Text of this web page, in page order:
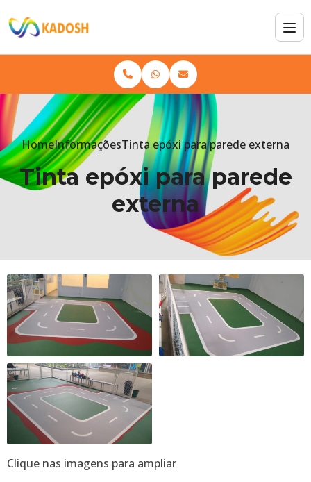
HomeInformaçõesTinta epóxi para parede externa
Tinta epóxi para parede
externa
Clique nas imagens para ampliar